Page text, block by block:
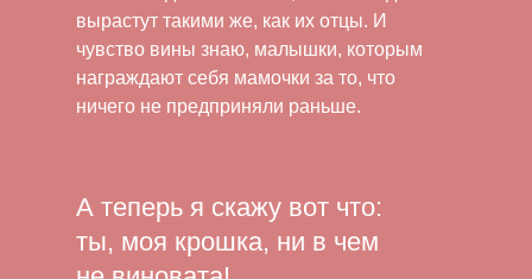
вырастут такими же, как их отцы. И
чувство вины знаю, малышки, которым
награждают себя мамочки за то, что
ничего не предприняли раньше.
А теперь я скажу вот что:
ты, моя крошка, ни в чем